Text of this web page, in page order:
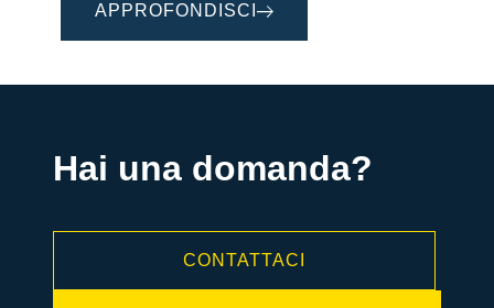
APPROFONDISCI
Hai una domanda?
CONTATTACI